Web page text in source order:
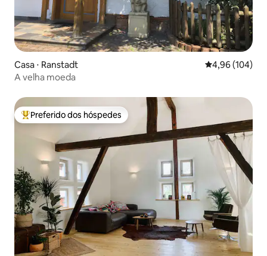
Casa ⋅ Ranstadt 4,96 de uma
4,96 (104)
A velha moeda
Entre os melhores preferidos dos hóspedes
Preferido dos hóspedes